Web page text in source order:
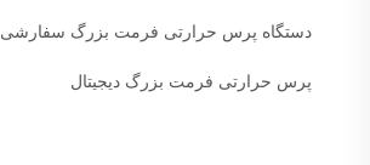
دستگاه پرس حرارتی فرمت بزرگ سفارشی
پرس حرارتی فرمت بزرگ دیجیتال